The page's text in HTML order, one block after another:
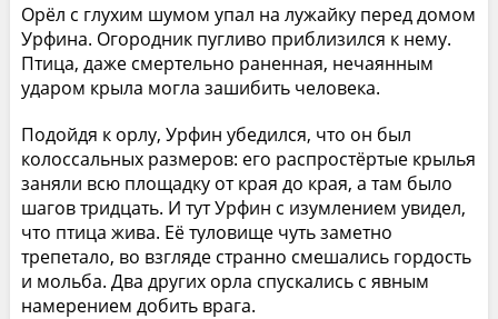
Орёл с глухим шумом упал на лужайку перед домом
Урфина. Огородник пугливо приблизился к нему.
Птица, даже смертельно раненная, нечаянным
ударом крыла могла зашибить человека.
Подойдя к орлу, Урфин убедился, что он был
колоссальных размеров: его распростёртые крылья
заняли всю площадку от края до края, а там было
шагов тридцать. И тут Урфин с изумлением увидел,
что птица жива. Её туловище чуть заметно
трепетало, во взгляде странно смешались гордость
и мольба. Два других орла спускались с явным
намерением добить врага.